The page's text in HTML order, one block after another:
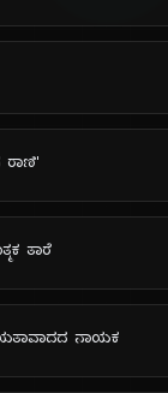
ರಾಣಿ'
ತಾರೆ
ನಾಯಕ